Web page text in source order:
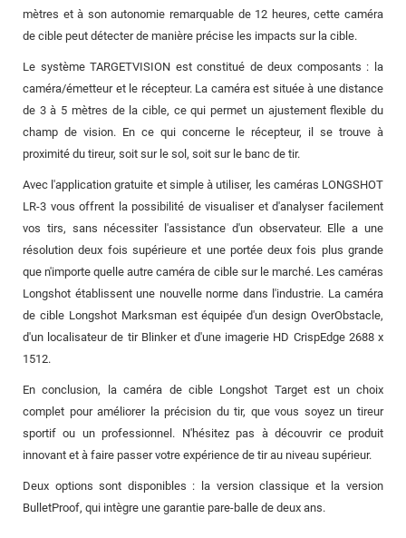
mètres et à son autonomie remarquable de 12 heures, cette caméra
de cible peut détecter de manière précise les impacts sur la cible.
Le système TARGETVISION est constitué de deux composants : la
caméra/émetteur et le récepteur. La caméra est située à une distance
de 3 à 5 mètres de la cible, ce qui permet un ajustement flexible du
champ de vision. En ce qui concerne le récepteur, il se trouve à
proximité du tireur, soit sur le sol, soit sur le banc de tir.
Avec l'application gratuite et simple à utiliser, les caméras LONGSHOT
LR-3 vous offrent la possibilité de visualiser et d'analyser facilement
vos tirs, sans nécessiter l'assistance d'un observateur. Elle a une
résolution deux fois supérieure et une portée deux fois plus grande
que n'importe quelle autre caméra de cible sur le marché. Les caméras
Longshot établissent une nouvelle norme dans l'industrie. La caméra
de cible Longshot Marksman est équipée d'un design OverObstacle,
d'un localisateur de tir Blinker et d'une imagerie HD CrispEdge 2688 x
1512.
En conclusion, la caméra de cible Longshot Target est un choix
complet pour améliorer la précision du tir, que vous soyez un tireur
sportif ou un professionnel. N'hésitez pas à découvrir ce produit
innovant et à faire passer votre expérience de tir au niveau supérieur.
Deux options sont disponibles : la version classique et la version
BulletProof, qui intègre une garantie pare-balle de deux ans.